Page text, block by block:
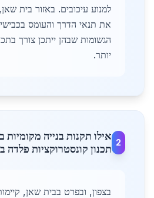
למנוע עיכובים. באזור בית
את תנאי הדרך והעומס
הגשומות שבהן ייתכן צורך
יותר.
2
אילו תקנות בנייה
תכנון קונסטרוקציות פלדה
בצפון, ובפרט בבית שאן,